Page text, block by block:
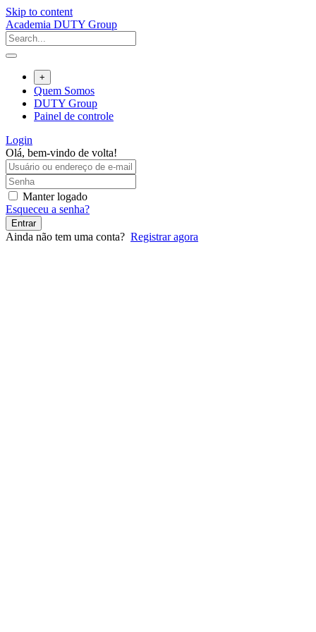
Skip to content
Academia DUTY Group
+
Quem Somos
DUTY Group
Painel de controle
Login
Olá, bem-vindo de volta!
Manter logado
Esqueceu a senha?
Entrar
Ainda não tem uma conta? Registrar agora